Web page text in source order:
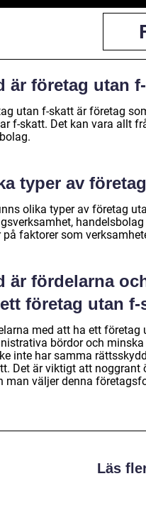
är företag utan
utan f-skatt är företag
f-skatt. Det kan vara allt
typer av
olika typer av företag
på faktorer som
är fördelarna
företag utan f-
med att ha ett
bördor och
inte har samma
Det är viktigt att noggrant
man väljer denna
Läs